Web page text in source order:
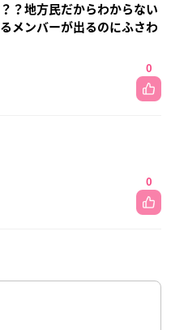
？地方民だからわからない
メンバーが出るのにふさわ
0
0